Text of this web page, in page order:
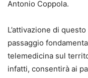
Antonio Coppola.
L’attivazione di
passaggio
telemedicina sul
infatti, consentirà ai